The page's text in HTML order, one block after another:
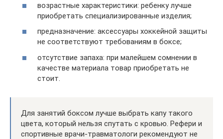
возрастные характеристики: ребенку лучше
приобретать специализированные изделия;
предназначение: аксессуары хоккейной защиты
не соответствуют требованиям в боксе;
отсутствие запаха: при малейшем сомнении в
качестве материала товар приобретать не
стоит.
Для занятий боксом лучше выбрать капу такого
цвета, который нельзя спутать с кровью. Рефери и
спортивные врачи-травматологи рекомендуют не